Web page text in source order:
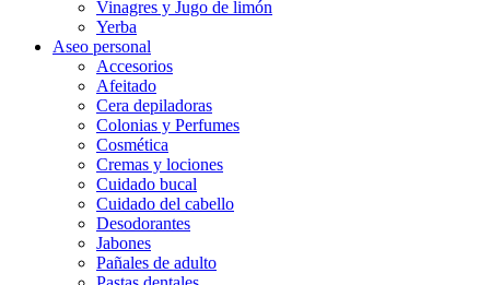
Vinagres y Jugo de limón
Yerba
Aseo personal
Accesorios
Afeitado
Cera depiladoras
Colonias y Perfumes
Cosmética
Cremas y lociones
Cuidado bucal
Cuidado del cabello
Desodorantes
Jabones
Pañales de adulto